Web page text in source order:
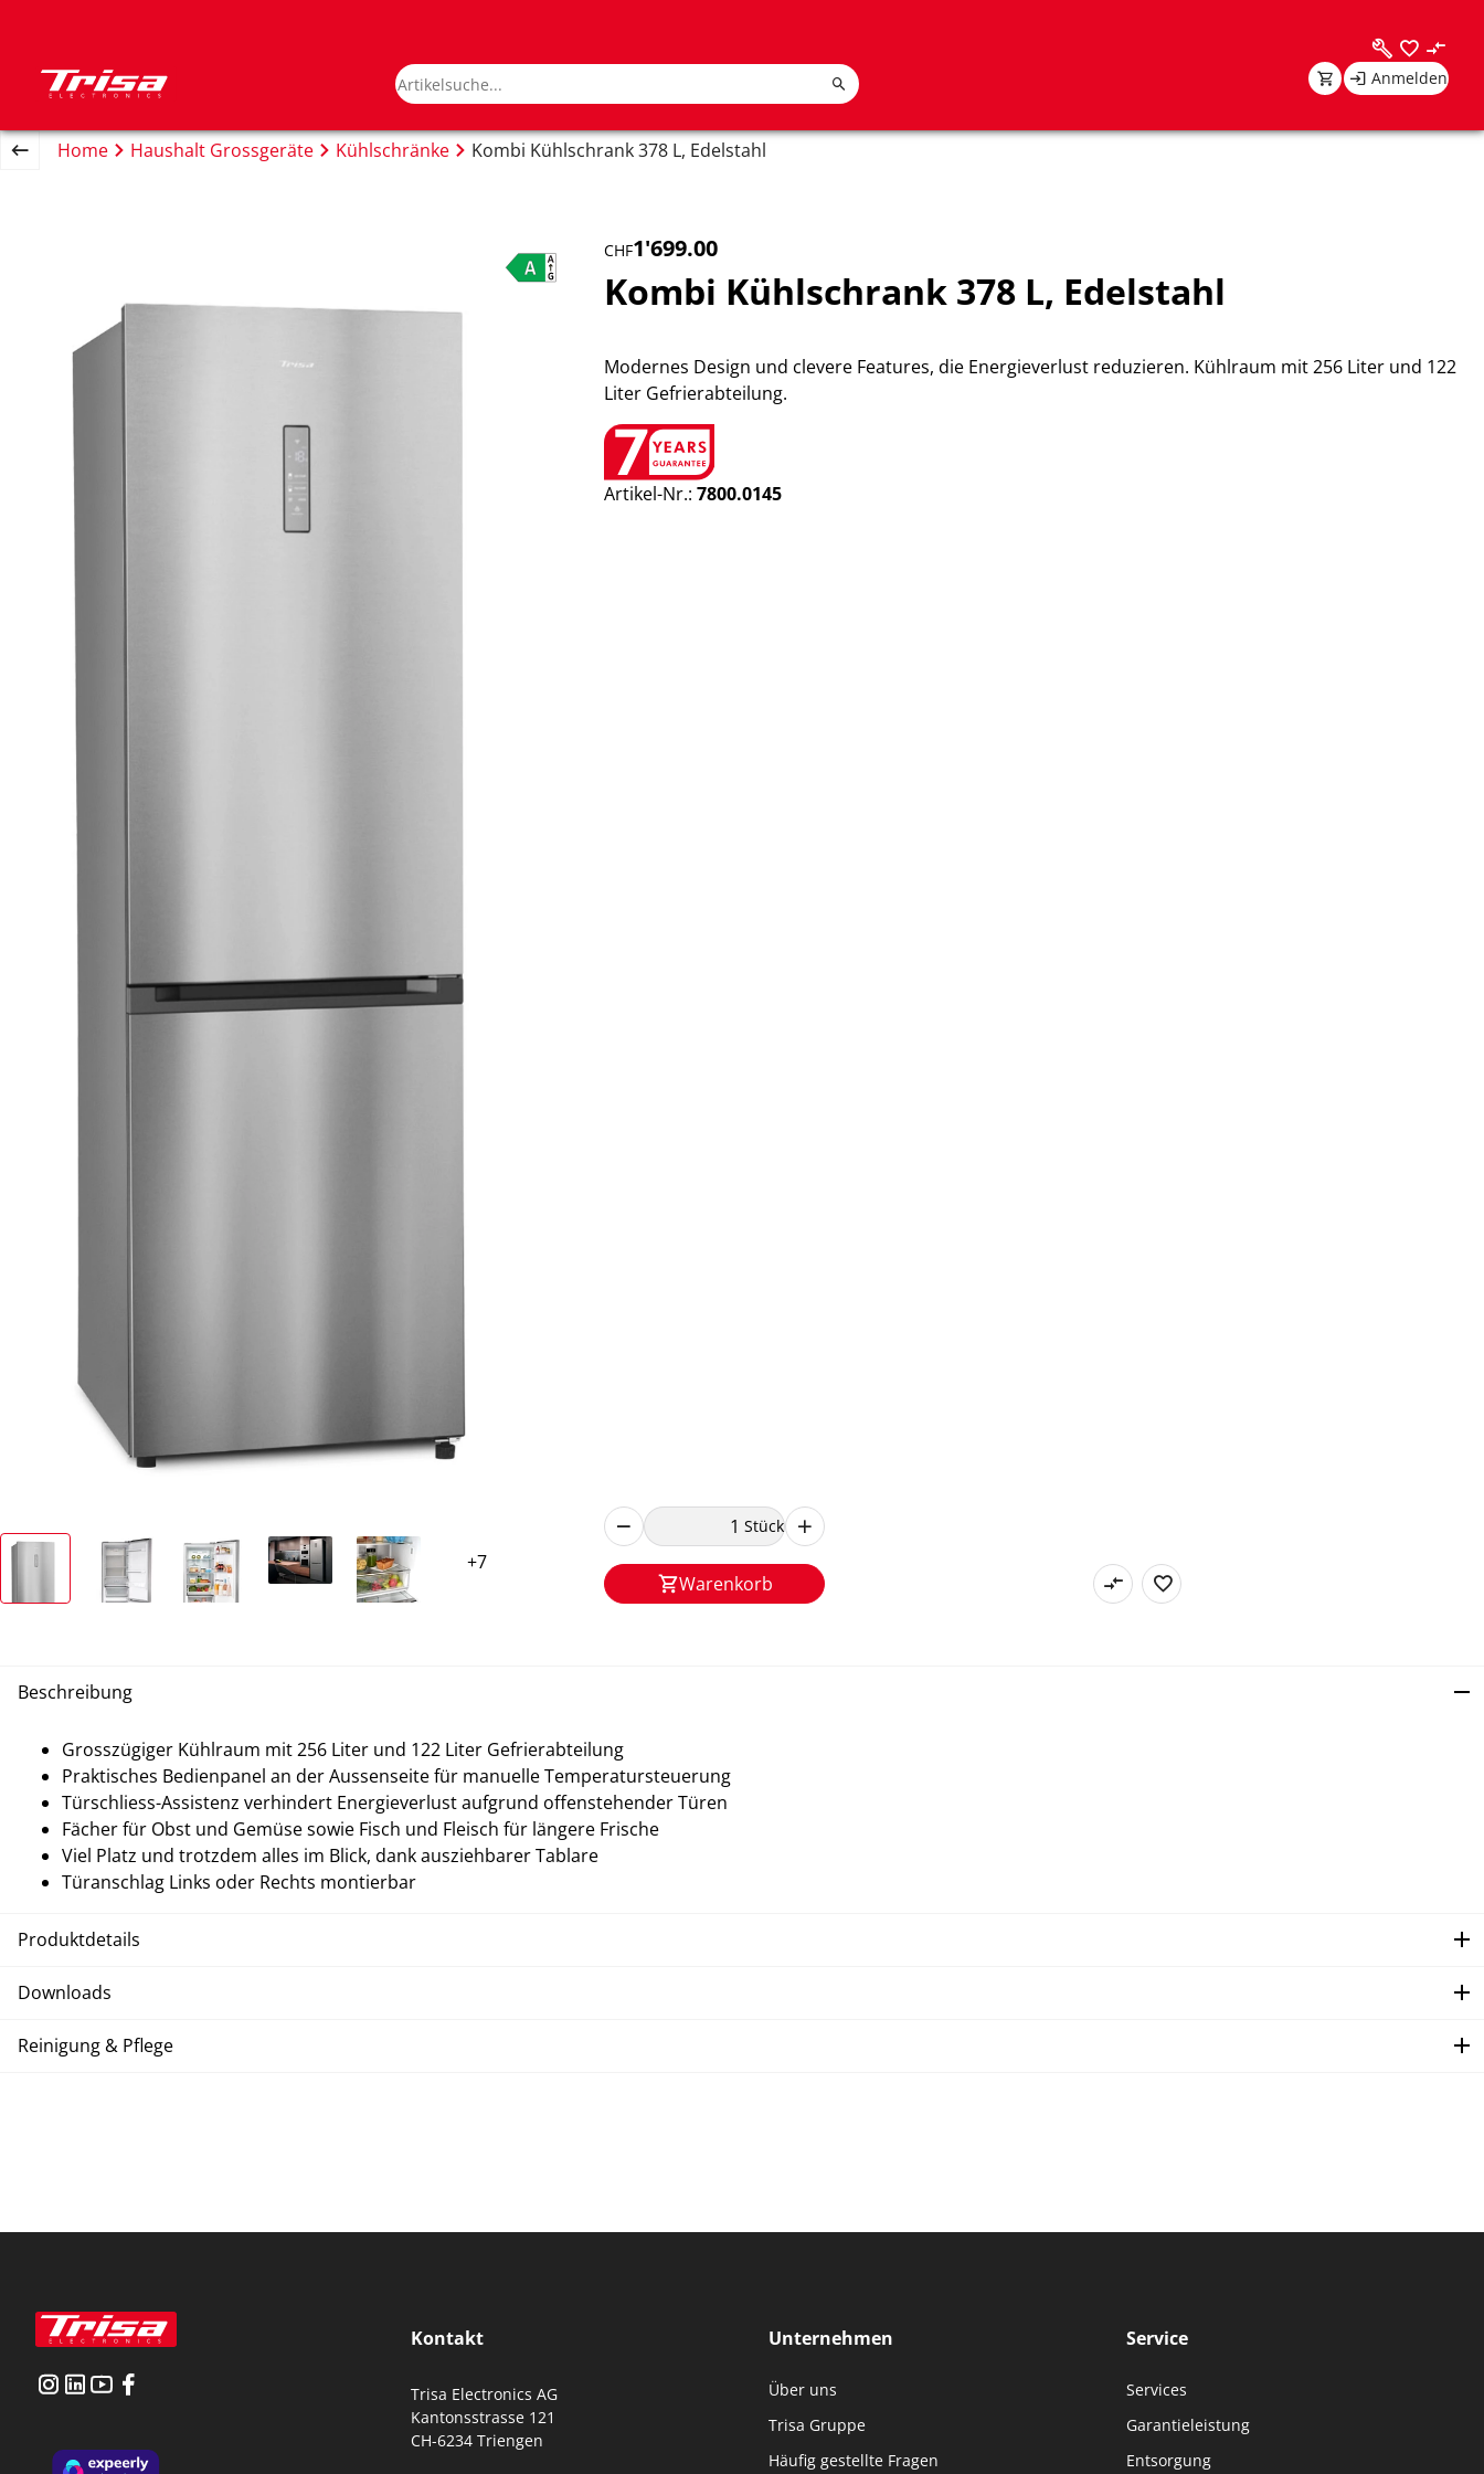
Anmelden
Home Haushalt Grossgeräte Kühlschränke Kombi Kühlschrank 378 L, Edelstahl
CHF1'699.00
Kombi Kühlschrank 378 L, Edelstahl
Modernes Design und clevere Features, die Energieverlust reduzieren. Kühlraum mit 256 Liter und 122
Liter Gefrierabteilung.
Artikel-Nr.: 7800.0145
Stück
Warenkorb
Beschreibung
Grosszügiger Kühlraum mit 256 Liter und 122 Liter Gefrierabteilung
Praktisches Bedienpanel an der Aussenseite für manuelle Temperatursteuerung
Türschliess-Assistenz verhindert Energieverlust aufgrund offenstehender Türen
Fächer für Obst und Gemüse sowie Fisch und Fleisch für längere Frische
Viel Platz und trotzdem alles im Blick, dank ausziehbarer Tablare
Türanschlag Links oder Rechts montierbar
Produktdetails
Downloads
Reinigung & Pflege
Kontakt
Trisa Electronics AG
Kantonsstrasse 121
CH-6234 Triengen
Unternehmen
Über uns
Trisa Gruppe
Häufig gestellte Fragen
Service
Services
Garantieleistung
Entsorgung